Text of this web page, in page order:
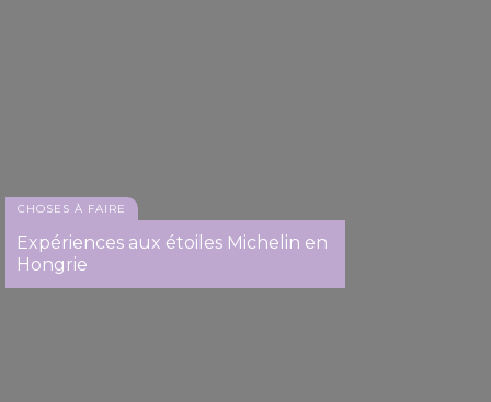
CHOSES À FAIRE
Expériences aux étoiles Michelin en
Hongrie